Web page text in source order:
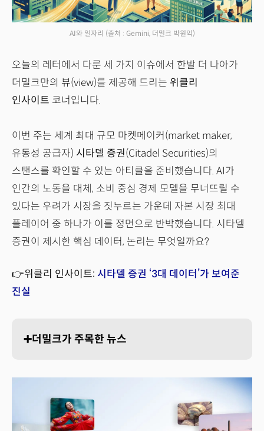
AI와 일자리 (출처 : Gemini, 더밀크 박원익)
오늘의 레터에서 다룬 세 가지 이슈에서 한발 더 나아가
더밀크만의 뷰(view)를 제공해 드리는 위클리
인사이트 코너입니다.
이번 주는 세계 최대 규모 마켓메이커(market maker,
유동성 공급자) 시타델 증권(Citadel Securities)의
스탠스를 확인할 수 있는 아티클을 준비했습니다. AI가
인간의 노동을 대체, 소비 중심 경제 모델을 무너뜨릴 수
있다는 우려가 시장을 짓누르는 가운데 자본 시장 최대
플레이어 중 하나가 이를 정면으로 반박했습니다. 시타델
증권이 제시한 핵심 데이터, 논리는 무엇일까요?
👉위클리 인사이트: 시타델 증권 ‘3대 데이터’가 보여준
진실
➕더밀크가 주목한 뉴스